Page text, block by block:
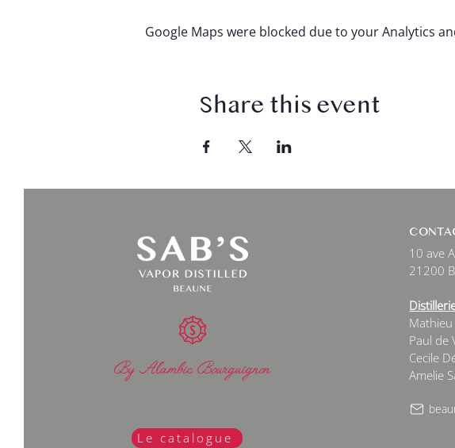
Google Maps were blocked due to your Analytics
Share this event
By Alambic Bourguignon
Le catalogue
10 ave
21200
Mathieu
Paul de
Cecile
Amelie